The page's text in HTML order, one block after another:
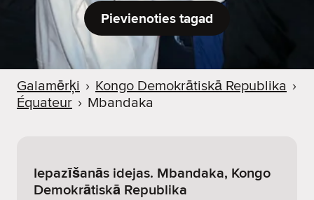
Pievienoties tagad
Galamērķi › Kongo Demokrātiskā Republika ›
Équateur › Mbandaka
Iepazīšanās idejas. Mbandaka, Kongo
Demokrātiskā Republika